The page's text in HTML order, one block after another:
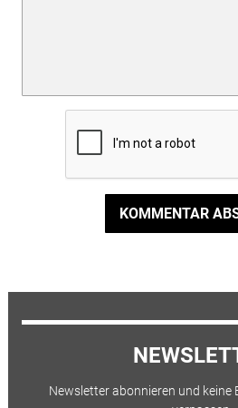
KOMMENTAR
Newsletter abonnieren und keine